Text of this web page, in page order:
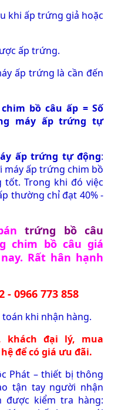
khi ấp trứng giả hoặc
ấp trứng.
ấp trứng là cần đến
bồ câu ấp = Số
máy ấp trứng tự
ấp trứng tự động:
máy ấp trứng chim bồ
Trong khi đó việc
thường chỉ đạt 40% -
trứng bồ câu
chim bồ câu giá
Rất hân hạnh
- 0966 773 858
khi nhận hàng.
khách đại lý, mua
để có giá ưu đãi.
Phát – thiết bị thông
tận tay người nhận
được kiểm tra hàng: